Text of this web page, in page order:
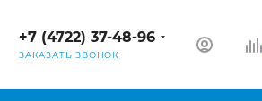
+7 (4722) 37-48-96
ЗАКАЗАТЬ ЗВОНОК